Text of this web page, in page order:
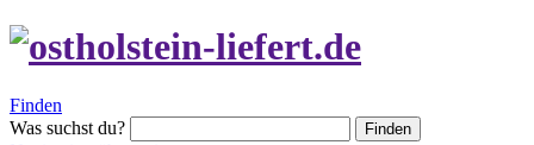
Finden
Was suchst du?
Finden